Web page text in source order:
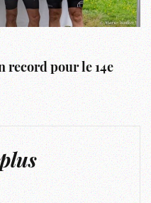
record pour le 14e
plus